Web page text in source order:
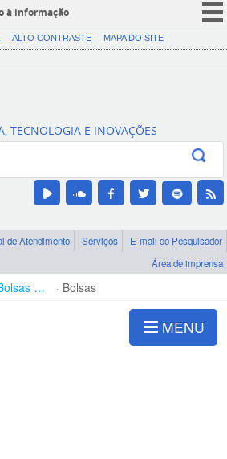
à informação
CORONAVÍRUS (COVID-19)
Canais
ALTO CONTRASTE MAPA DO SITE
TECNOLOGIA E INOVAÇÕES
de Atendimento Serviços
E-mail do Pesquisador
Área de imprensa
Bolsas e Auxílios Vigentes Bolsas
MENU